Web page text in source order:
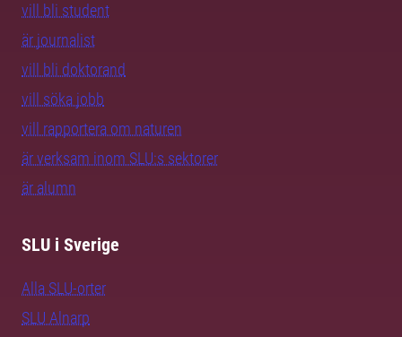
vill bli student
är journalist
vill bli doktorand
vill söka jobb
vill rapportera om naturen
är verksam inom SLU:s sektorer
är alumn
SLU i Sverige
Alla SLU-orter
SLU Alnarp